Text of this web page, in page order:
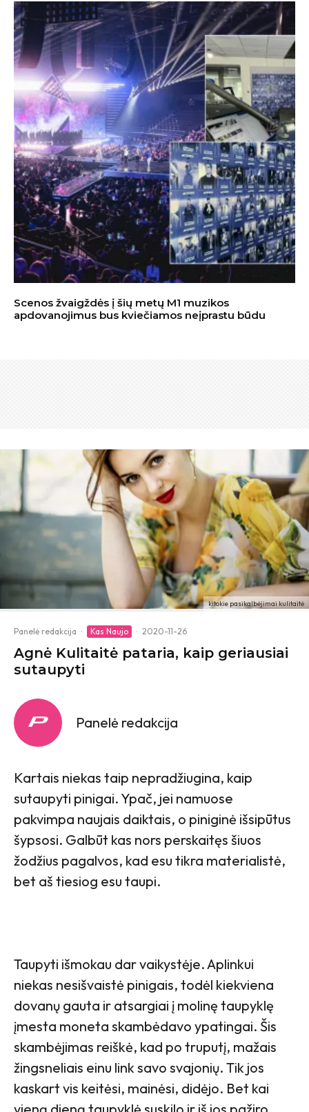
Scenos žvaigždės į šių metų M1 muzikos
apdovanojimus bus kviečiamos neįprastu būdu
kitokie pasikalbėjimai kulitaitė
Panelė redakcija · Kas Naujo · 2020-11-26
Agnė Kulitaitė pataria, kaip geriausiai
sutaupyti
Panelė redakcija
Kartais niekas taip nepradžiugina, kaip
sutaupyti pinigai. Ypač, jei namuose
pakvimpa naujais daiktais, o piniginė išsipūtus
šypsosi. Galbūt kas nors perskaitęs šiuos
žodžius pagalvos, kad esu tikra materialistė,
bet aš tiesiog esu taupi.
Taupyti išmokau dar vaikystėje. Aplinkui
niekas nesišvaistė pinigais, todėl kiekviena
dovanų gauta ir atsargiai į molinę taupyklę
įmesta moneta skambėdavo ypatingai. Šis
skambėjimas reiškė, kad po truputį, mažais
žingsneliais einu link savo svajonių. Tik jos
kaskart vis keitėsi, mainėsi, didėjo. Bet kai